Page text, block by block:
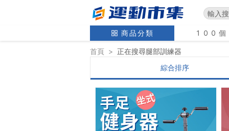
商品分類 100個
首頁 > 正在搜尋腿部訓練器
綜合排序